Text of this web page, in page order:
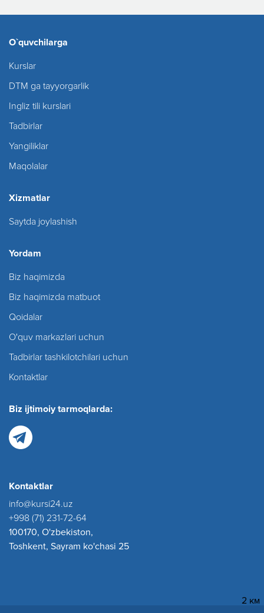
2 км
O`quvchilarga
Kurslar
DTM ga tayyorgarlik
Ingliz tili kurslari
Tadbirlar
Yangiliklar
Maqolalar
Xizmatlar
Saytda joylashish
Yordam
Biz haqimizda
Biz haqimizda matbuot
Qoidalar
O'quv markazlari uchun
Tadbirlar tashkilotchilari uchun
Kontaktlar
Biz ijtimoiy tarmoqlarda:
Kontaktlar
info@kursi24.uz
+998 (71) 231-72-64
100170, O'zbekiston,
Toshkent, Sayram ko'chasi 25